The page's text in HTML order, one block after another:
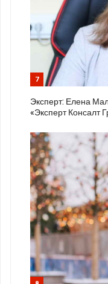
7
Эксперт: Елена
«Эксперт Консалт